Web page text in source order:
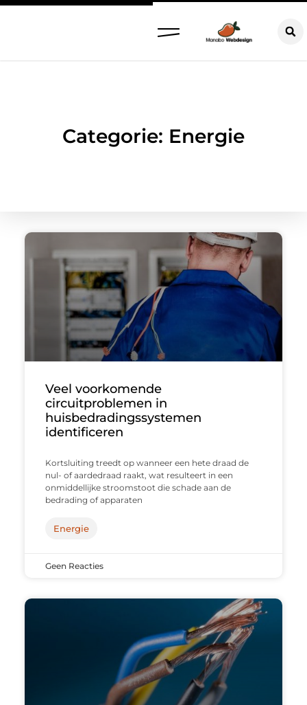
Categorie: Energie
Veel voorkomende
circuitproblemen in
huisbedradingssystemen
identificeren
Kortsluiting treedt op wanneer een hete draad de
nul- of aardedraad raakt, wat resulteert in een
onmiddellijke stroomstoot die schade aan de
bedrading of apparaten
Energie
Geen Reacties